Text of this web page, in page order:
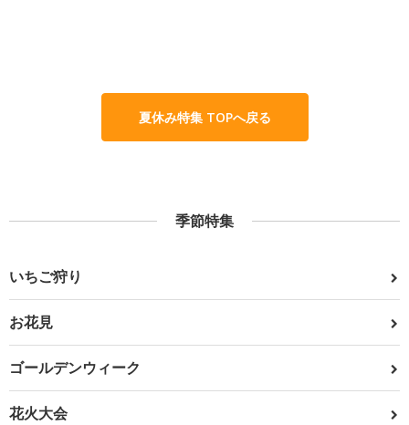
夏休み特集 TOPへ戻る
季節特集
いちご狩り
お花見
ゴールデンウィーク
花火大会